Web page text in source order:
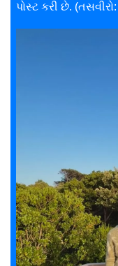
પોસ્ટ કરી છે. (તસવીરો: